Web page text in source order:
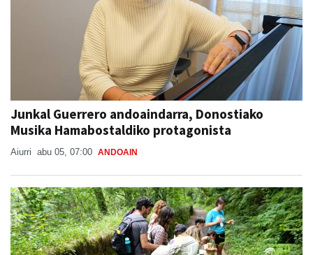
Junkal Guerrero andoaindarra, Donostiako
Musika Hamabostaldiko protagonista
Aiurri abu 05, 07:00 ANDOAIN